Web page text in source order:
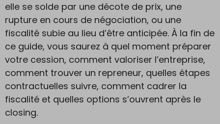
elle se solde par une décote de prix, une
rupture en cours de négociation, ou une
fiscalité subie au lieu d’être anticipée. À la fin de
ce guide, vous saurez à quel moment préparer
votre cession, comment valoriser l’entreprise,
comment trouver un repreneur, quelles étapes
contractuelles suivre, comment cadrer la
fiscalité et quelles options s’ouvrent après le
closing.